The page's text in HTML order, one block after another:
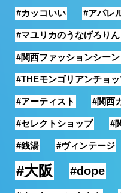
#カッコいい #アパレ
#マユリカのうなげろりん
#関西ファッションシーン
#THEモンゴリアンチョ
#アーティスト #関西
#セレクトショップ #
#銭湯 #ヴィンテージ
#大阪 #dope